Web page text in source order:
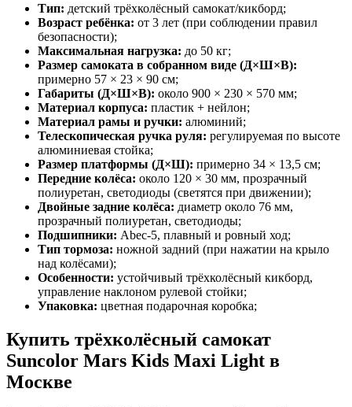
Тип: детский трёхколёсный самокат/кикборд;
Возраст ребёнка: от 3 лет (при соблюдении правил
безопасности);
Максимальная нагрузка: до 50 кг;
Размер самоката в собранном виде (Д×Ш×В):
примерно 57 × 23 × 90 см;
Габариты (Д×Ш×В): около 900 × 230 × 570 мм;
Материал корпуса: пластик + нейлон;
Материал рамы и ручки: алюминий;
Телескопическая ручка руля: регулируемая по высоте
алюминиевая стойка;
Размер платформы (Д×Ш): примерно 34 × 13,5 см;
Передние колёса: около 120 × 30 мм, прозрачный
полиуретан, светодиоды (светятся при движении);
Двойные задние колёса: диаметр около 76 мм,
прозрачный полиуретан, светодиоды;
Подшипники: Abec‑5, плавный и ровный ход;
Тип тормоза: ножной задний (при нажатии на крыло
над колёсами);
Особенности: устойчивый трёхколёсный кикборд,
управление наклоном рулевой стойки;
Упаковка: цветная подарочная коробка;
Купить трёхколёсный самокат
Suncolor Mars Kids Maxi Light в
Москве